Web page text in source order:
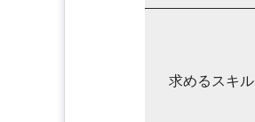
求めるスキル